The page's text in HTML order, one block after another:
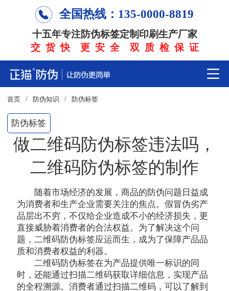
全国热线：135-0000-8819
十五年专注防伪标签定制印刷生产厂家
交 货 快 更 安 全 双 质 检 保 证
首页 / 防伪知识 / 防伪标签
防伪标签
做二维码防伪标签违法吗，
二维码防伪标签的制作
随着市场经济的发展，商品的防伪问题日益成
为消费者和生产企业需要关注的焦点。假冒伪劣产
品层出不穷，不仅给企业造成不小的经济损失，更
直接威胁着消费者的合法权益。为了解决这个问
题，二维码防伪标签应运而生，成为了保障产品品
质和消费者权益的利器。
二维码防伪标签在为产品提供唯一标识的同
时，还能通过扫描二维码获取详细信息，实现产品
的全程溯源。消费者通过扫描二维码，可以了解到